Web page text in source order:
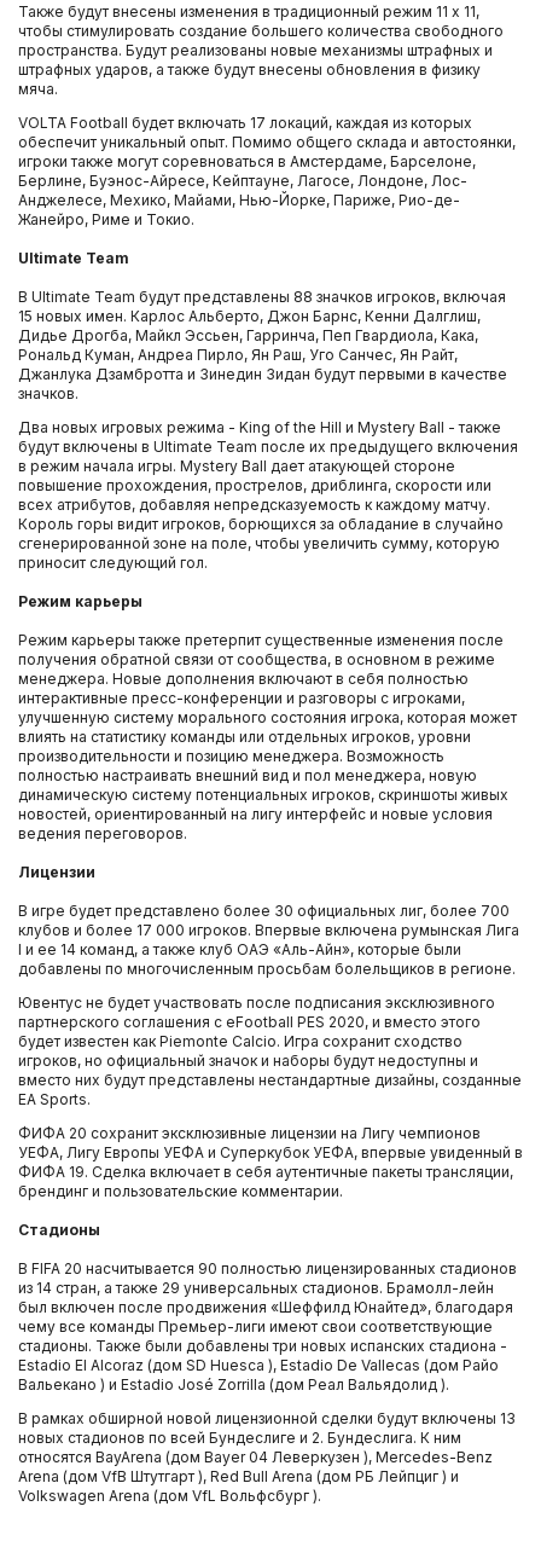
Также будут внесены изменения в традиционный режим 11 x 11,
чтобы стимулировать создание большего количества свободного
пространства. Будут реализованы новые механизмы штрафных и
штрафных ударов, а также будут внесены обновления в физику
мяча.
VOLTA Football будет включать 17 локаций, каждая из которых
обеспечит уникальный опыт. Помимо общего склада и автостоянки,
игроки также могут соревноваться в Амстердаме, Барселоне,
Берлине, Буэнос-Айресе, Кейптауне, Лагосе, Лондоне, Лос-
Анджелесе, Мехико, Майами, Нью-Йорке, Париже, Рио-де-
Жанейро, Риме и Токио.
Ultimate Team
В Ultimate Team будут представлены 88 значков игроков, включая
15 новых имен. Карлос Альберто, Джон Барнс, Кенни Далглиш,
Дидье Дрогба, Майкл Эссьен, Гарринча, Пеп Гвардиола, Кака,
Рональд Куман, Андреа Пирло, Ян Раш, Уго Санчес, Ян Райт,
Джанлука Дзамбротта и Зинедин Зидан будут первыми в качестве
значков.
Два новых игровых режима - King of the Hill и Mystery Ball - также
будут включены в Ultimate Team после их предыдущего включения
в режим начала игры. Mystery Ball дает атакующей стороне
повышение прохождения, прострелов, дриблинга, скорости или
всех атрибутов, добавляя непредсказуемость к каждому матчу.
Король горы видит игроков, борющихся за обладание в случайно
сгенерированной зоне на поле, чтобы увеличить сумму, которую
приносит следующий гол.
Режим карьеры
Режим карьеры также претерпит существенные изменения после
получения обратной связи от сообщества, в основном в режиме
менеджера. Новые дополнения включают в себя полностью
интерактивные пресс-конференции и разговоры с игроками,
улучшенную систему морального состояния игрока, которая может
влиять на статистику команды или отдельных игроков, уровни
производительности и позицию менеджера. Возможность
полностью настраивать внешний вид и пол менеджера, новую
динамическую систему потенциальных игроков, скриншоты живых
новостей, ориентированный на лигу интерфейс и новые условия
ведения переговоров.
Лицензии
В игре будет представлено более 30 официальных лиг, более 700
клубов и более 17 000 игроков. Впервые включена румынская Лига
I и ее 14 команд, а также клуб ОАЭ «Аль-Айн», которые были
добавлены по многочисленным просьбам болельщиков в регионе.
Ювентус не будет участвовать после подписания эксклюзивного
партнерского соглашения с eFootball PES 2020, и вместо этого
будет известен как Piemonte Calcio. Игра сохранит сходство
игроков, но официальный значок и наборы будут недоступны и
вместо них будут представлены нестандартные дизайны, созданные
EA Sports.
ФИФА 20 сохранит эксклюзивные лицензии на Лигу чемпионов
УЕФА, Лигу Европы УЕФА и Суперкубок УЕФА, впервые увиденный в
ФИФА 19. Сделка включает в себя аутентичные пакеты трансляции,
брендинг и пользовательские комментарии.
Стадионы
В FIFA 20 насчитывается 90 полностью лицензированных стадионов
из 14 стран, а также 29 универсальных стадионов. Брамолл-лейн
был включен после продвижения «Шеффилд Юнайтед», благодаря
чему все команды Премьер-лиги имеют свои соответствующие
стадионы. Также были добавлены три новых испанских стадиона -
Estadio El Alcoraz (дом SD Huesca ), Estadio De Vallecas (дом Райо
Вальекано ) и Estadio José Zorrilla (дом Реал Вальядолид ).
В рамках обширной новой лицензионной сделки будут включены 13
новых стадионов по всей Бундеслиге и 2. Бундеслига. К ним
относятся BayArena (дом Bayer 04 Леверкузен ), Mercedes-Benz
Arena (дом VfB Штутгарт ), Red Bull Arena (дом РБ Лейпциг ) и
Volkswagen Arena (дом VfL Вольфсбург ).